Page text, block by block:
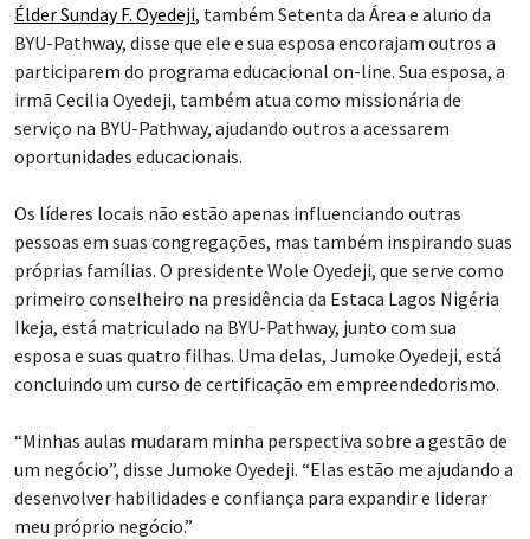
Élder Sunday F. Oyedeji, também Setenta da Área e aluno da
BYU-Pathway, disse que ele e sua esposa encorajam outros a
participarem do programa educacional on-line. Sua esposa, a
irmã Cecilia Oyedeji, também atua como missionária de
serviço na BYU-Pathway, ajudando outros a acessarem
oportunidades educacionais.
Os líderes locais não estão apenas influenciando outras
pessoas em suas congregações, mas também inspirando suas
próprias famílias. O presidente Wole Oyedeji, que serve como
primeiro conselheiro na presidência da Estaca Lagos Nigéria
Ikeja, está matriculado na BYU-Pathway, junto com sua
esposa e suas quatro filhas. Uma delas, Jumoke Oyedeji, está
concluindo um curso de certificação em empreendedorismo.
“Minhas aulas mudaram minha perspectiva sobre a gestão de
um negócio”, disse Jumoke Oyedeji. “Elas estão me ajudando a
desenvolver habilidades e confiança para expandir e liderar
meu próprio negócio.”